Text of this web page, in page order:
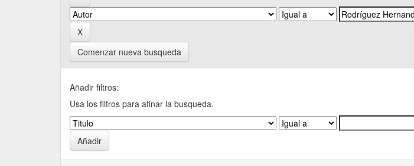
Comenzar nueva busqueda
Añadir filtros:
Usa los filtros para afinar la busqueda.